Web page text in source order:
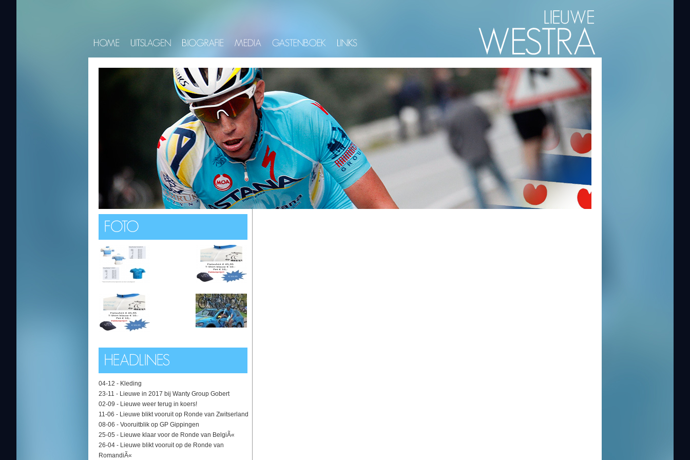
04-12 - Kleding
23-11 - Lieuwe in 2017 bij Wanty Group Gobert
02-09 - Lieuwe weer terug in koers!
11-06 - Lieuwe blikt vooruit op Ronde van Zwitserland
08-06 - Vooruitblik op GP Gippingen
25-05 - Lieuwe klaar voor de Ronde van BelgiÃ«
26-04 - Lieuwe blikt vooruit op de Ronde van
RomandiÃ«